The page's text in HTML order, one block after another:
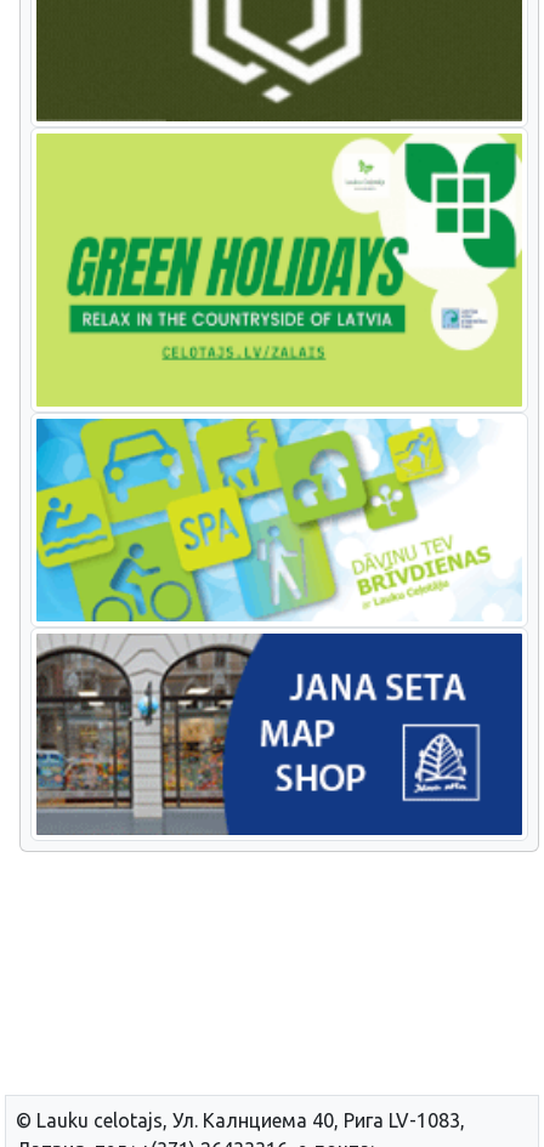
© Lauku сelotajs, Ул. Калнциема 40, Рига LV-1083,